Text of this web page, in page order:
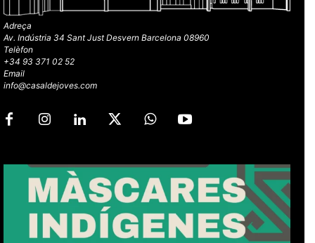
Adreça
Av. Indústria 34 Sant Just Desvern Barcelona 08960
Telèfon
+34 93 371 02 52
Email
info@casaldejoves.com